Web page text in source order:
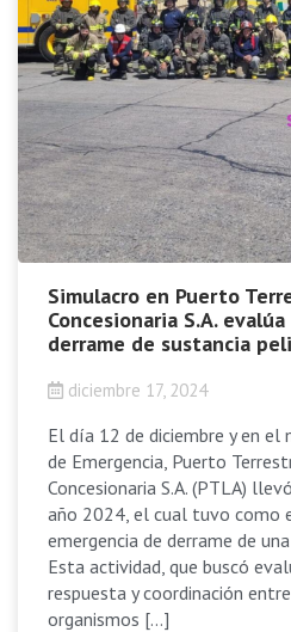
Simulacro en Puerto
Concesionaria S.A.
derrame de sustancia
diciembre 17, 2024
El día 12 de diciembre y en el
de Emergencia, Puerto
Concesionaria S.A. (PTLA)
año 2024, el cual tuvo como
emergencia de derrame de
Esta actividad, que buscó
respuesta y coordinación
organismos […]